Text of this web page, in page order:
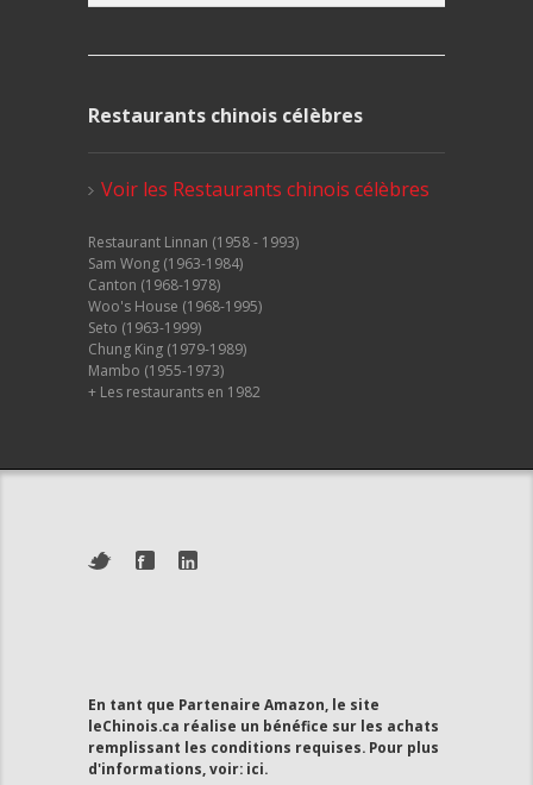
Restaurants chinois célèbres
Voir les Restaurants chinois célèbres
Restaurant Linnan (1958 - 1993)
Sam Wong (1963-1984)
Canton (1968-1978)
Woo's House (1968-1995)
Seto (1963-1999)
Chung King (1979-1989)
Mambo (1955-1973)
+ Les restaurants en 1982
En tant que Partenaire Amazon, le site
leChinois.ca réalise un bénéfice sur les achats
remplissant les conditions requises. Pour plus
d'informations, voir: ici.